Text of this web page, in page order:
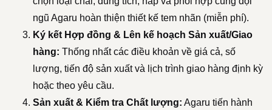
ngũ Agaru hoàn thiện thiết kế tem nhãn (miễn phí).
Ký kết Hợp đồng & Lên kế hoạch Sản xuất/Giao
hàng: Thống nhất các điều khoản về giá cả, số
lượng, tiến độ sản xuất và lịch trình giao hàng định kỳ
hoặc theo yêu cầu.
Sản xuất & Kiểm tra Chất lượng: Agaru tiến hành